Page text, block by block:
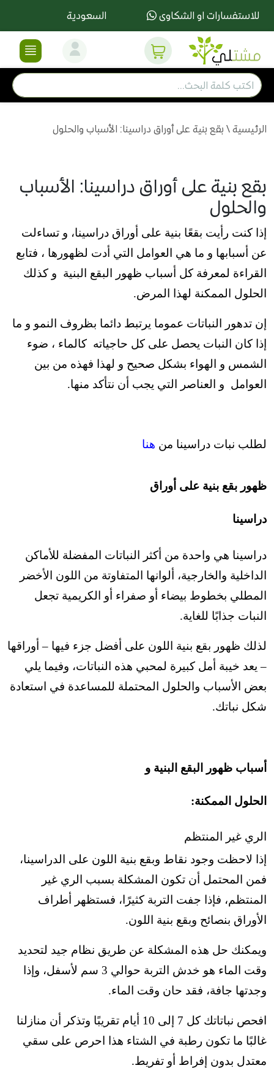
للاستفسارات او الشكاوى السعودية
الرئيسية \ بقع بنية على أوراق دراسينا: الأسباب والحلول
بقع بنية على أوراق دراسينا: الأسباب
والحلول
إذا كنت رأيت بقعًا بنية على أوراق دراسينا، و تساءلت
عن أسبابها و ما هي العوامل التي أدت لظهورها ، فتابع
القراءة لمعرفة كل أسباب ظهور البقع البنية و كذلك
الحلول الممكنة لهذا المرض.
إن تدهور النباتات عموما يرتبط دائما بظروف النمو و ما
إذا كان النبات يحصل على كل حاجياته كالماء ، ضوء
الشمس و الهواء بشكل صحيح و لهذا فهذه من بين
العوامل و العناصر التي يجب أن نتأكد منها.
لطلب نبات دراسينا من هنا
ظهور بقع بنية على أوراق
دراسينا
دراسينا هي واحدة من أكثر النباتات المفضلة للأماكن
الداخلية والخارجية، ألوانها المتفاوتة من اللون الأخضر
المطلي بخطوط بيضاء أو صفراء أو الكريمية تجعل
النبات جذابًا للغاية.
لذلك ظهور بقع بنية اللون على أفضل جزء فيها – أوراقها
– يعد خيبة أمل كبيرة لمحبي هذه النباتات، وفيما يلي
بعض الأسباب والحلول المحتملة للمساعدة في استعادة
شكل نباتك.
أسباب ظهور البقع البنية و
الحلول الممكنة:
الري غير المنتظم
إذا لاحظت وجود نقاط وبقع بنية اللون على الدراسينا،
فمن المحتمل أن تكون المشكلة بسبب الري غير
المنتظم، فإذا جفت التربة كثيرًا، فستظهر أطراف
الأوراق بنصائح وبقع بنية اللون.
ويمكنك حل هذه المشكلة عن طريق نظام جيد لتحديد
وقت الماء هو خدش التربة حوالي 3 سم لأسفل، وإذا
وجدتها جافة، فقد حان وقت الماء.
افحص نباتاتك كل 7 إلى 10 أيام تقريبًا وتذكر أن منازلنا
غالبًا ما تكون رطبة في الشتاء هذا احرص على سقي
معتدل بدون إفراط أو تفريط.